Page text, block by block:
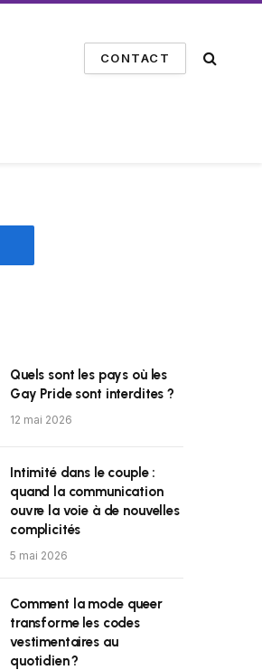
CONTACT
Quels sont les pays où les
Gay Pride sont interdites ?
12 mai 2026
Intimité dans le couple :
quand la communication
ouvre la voie à de nouvelles
complicités
5 mai 2026
Comment la mode queer
transforme les codes
vestimentaires au
quotidien ?